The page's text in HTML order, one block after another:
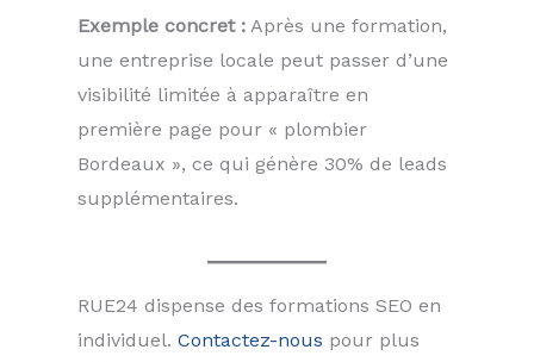
Exemple concret : Après une formation,
une entreprise locale peut passer d’une
visibilité limitée à apparaître en
première page pour « plombier
Bordeaux », ce qui génère 30% de leads
supplémentaires.
RUE24 dispense des formations SEO en
individuel. Contactez-nous pour plus